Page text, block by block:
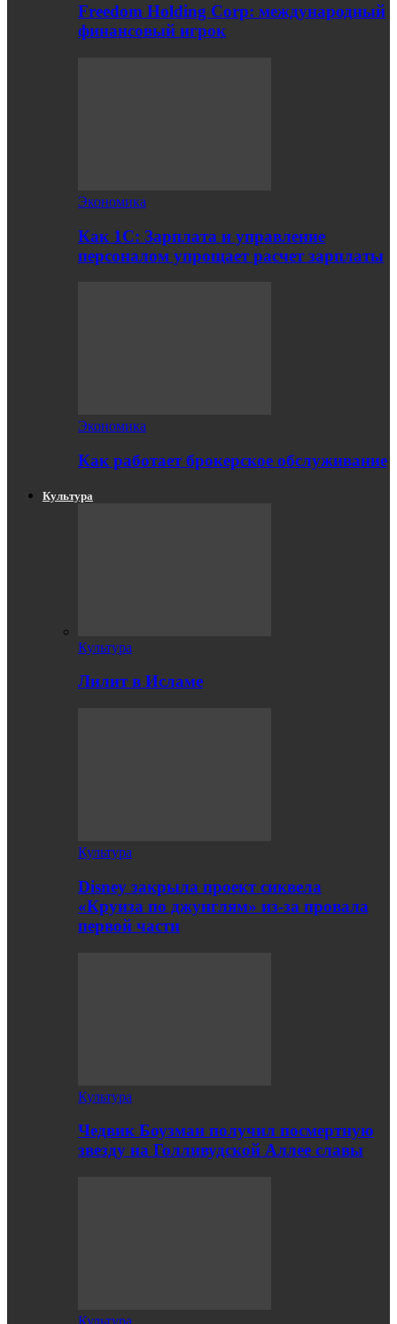
Freedom Holding Corp: международный
финансовый игрок
Экономика
Как 1С: Зарплата и управление
персоналом упрощает расчет зарплаты
Экономика
Как работает брокерское обслуживание
Культура
Культура
Лилит в Исламе
Культура
Disney закрыла проект сиквела
«Круиза по джунглям» из-за провала
первой части
Культура
Чедвик Боузман получил посмертную
звезду на Голливудской Аллее славы
Культура